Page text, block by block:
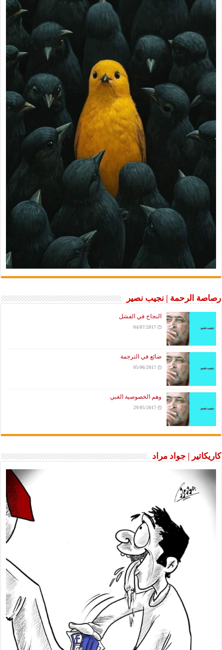
رصاصة الرحمة | نجيب نصير
النجاح في الفشل
04/07/2017
ضائع في الترجمة
05/06/2017
وهم الخصوصية الغبي
29/05/2017
كاريكاتير | جواد مراد